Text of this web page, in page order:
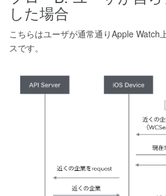
した場合
こちらはユーザが通常通りApple Watch
スです。